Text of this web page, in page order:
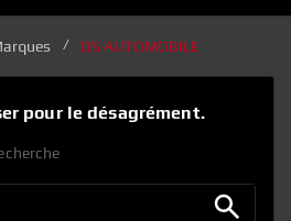
DS AUTOMOBILE
pour le désagrément.